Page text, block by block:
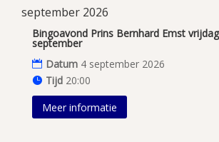
september 2026
Bingoavond Prins Bernhard Emst
september
Datum 4 september 2026
Tijd 20:00
Meer informatie